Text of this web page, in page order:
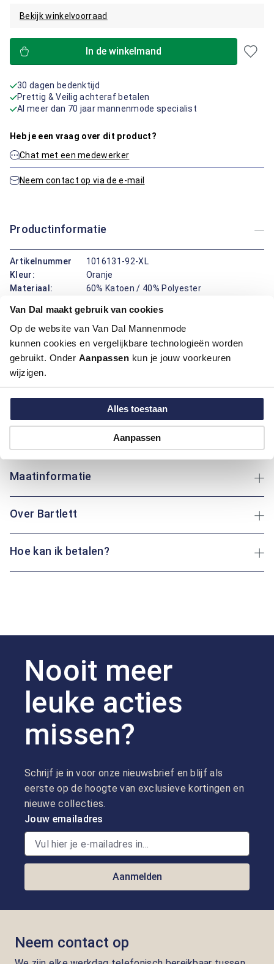
Van Dal maakt gebruik van cookies
Op de website van Van Dal Mannenmode
kunnen cookies en vergelijkbare technologieën worden
gebruikt. Onder Aanpassen kun je jouw voorkeuren
wijzigen.
Alles toestaan
Aanpassen
Bekijk winkelvoorraad
In de winkelmand
30 dagen bedenktijd
Prettig & Veilig achteraf betalen
Al meer dan 70 jaar mannenmode specialist
Heb je een vraag over dit product?
Chat met een medewerker
Neem contact op via de e-mail
Productinformatie
Artikelnummer
1016131-92-XL
Kleur:
Oranje
Materiaal:
60% Katoen / 40% Polyester
Motief:
Strepen motief
Deze trui van Bartlett heeft een regular fit pasvorm, gemaakt
van katoen en polyester. De gestreepte print geeft het
kledingstuk een speelse uitstraling. Katoen zorgt voor
ademend comfort, terwijl polyester bijdraagt aan
wandeling maakt of thuis ontspant: deze trui biedt altijd
Maatinformatie
Over Bartlett
Hoe kan ik betalen?
Nooit meer
leuke acties
missen?
Schrijf je in voor onze nieuwsbrief en blijf als
eerste op de hoogte van exclusieve kortingen en
nieuwe collecties.
Jouw emailadres
Aanmelden
Neem contact op